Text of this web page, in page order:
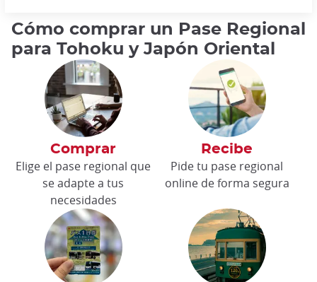
Cómo comprar un Pase Regional
para Tohoku y Japón Oriental
Comprar
Elige el pase regional que
se adapte a tus
necesidades
Recibe
Pide tu pase regional
online de forma segura